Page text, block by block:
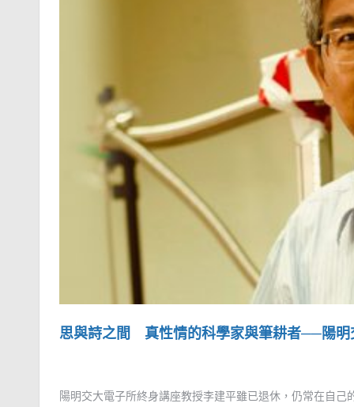
思與詩之間 真性情的科學家與筆耕者──陽明
陽明交大電子所終身講座教授李建平雖已退休，仍常在自